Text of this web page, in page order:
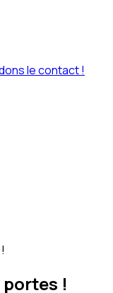
le contact !
portes !